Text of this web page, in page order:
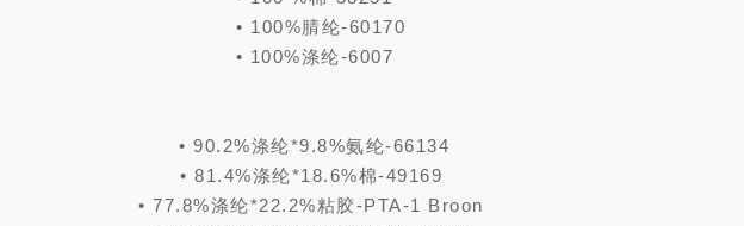
• 100%腈纶-60170
• 100%涤纶-6007
• 90.2%涤纶*9.8%氨纶-66134
• 81.4%涤纶*18.6%棉-49169
• 77.8%涤纶*22.2%粘胶-PTA-1 Broon